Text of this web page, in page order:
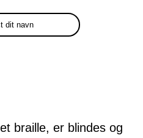
braille, er blindes og